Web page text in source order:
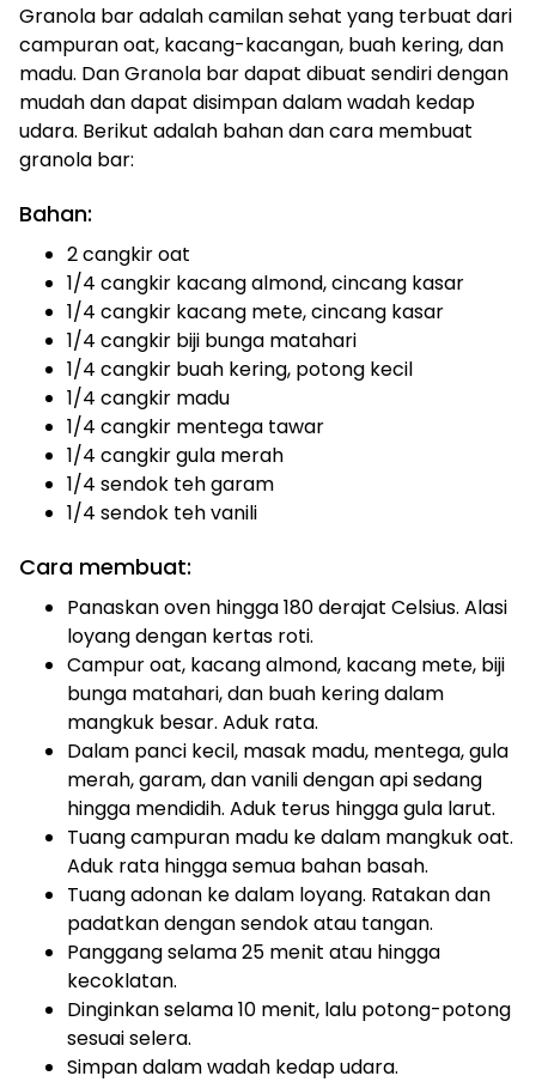
Granola bar adalah camilan sehat yang terbuat dari
campuran oat, kacang-kacangan, buah kering, dan
madu. Dan Granola bar dapat dibuat sendiri dengan
mudah dan dapat disimpan dalam wadah kedap
udara. Berikut adalah bahan dan cara membuat
granola bar:
Bahan:
2 cangkir oat
1/4 cangkir kacang almond, cincang kasar
1/4 cangkir kacang mete, cincang kasar
1/4 cangkir biji bunga matahari
1/4 cangkir buah kering, potong kecil
1/4 cangkir madu
1/4 cangkir mentega tawar
1/4 cangkir gula merah
1/4 sendok teh garam
1/4 sendok teh vanili
Cara membuat:
Panaskan oven hingga 180 derajat Celsius. Alasi
loyang dengan kertas roti.
Campur oat, kacang almond, kacang mete, biji
bunga matahari, dan buah kering dalam
mangkuk besar. Aduk rata.
Dalam panci kecil, masak madu, mentega, gula
merah, garam, dan vanili dengan api sedang
hingga mendidih. Aduk terus hingga gula larut.
Tuang campuran madu ke dalam mangkuk oat.
Aduk rata hingga semua bahan basah.
Tuang adonan ke dalam loyang. Ratakan dan
padatkan dengan sendok atau tangan.
Panggang selama 25 menit atau hingga
kecoklatan.
Dinginkan selama 10 menit, lalu potong-potong
sesuai selera.
Simpan dalam wadah kedap udara.